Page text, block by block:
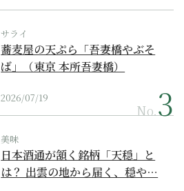
サライ
蕎麦屋の天ぷら「吾妻橋やぶそ
ば」（東京 本所吾妻橋）
2026/07/19
No.
美味
日本酒通が頷く銘柄「天穏」と
は？ 出雲の地から届く、穏や…